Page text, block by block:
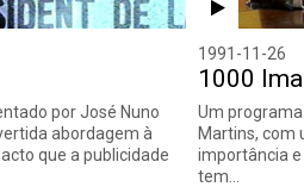
por José Nuno
abordagem à
que a publicidade
1991-11-26
1000
Um
Martins, com
importância
tem…